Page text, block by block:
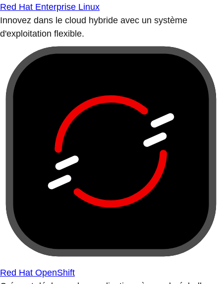
Red Hat Enterprise Linux
Innovez dans le cloud hybride avec un système
d'exploitation flexible.
Red Hat OpenShift